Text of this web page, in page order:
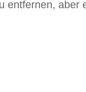
entfernen, aber